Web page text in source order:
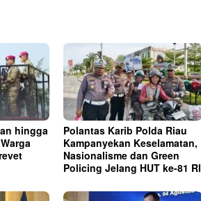
hingga
Polantas Karib Polda Riau
Kampanyekan Keselamatan,
Nasionalisme dan Green
Policing Jelang HUT ke-81 RI